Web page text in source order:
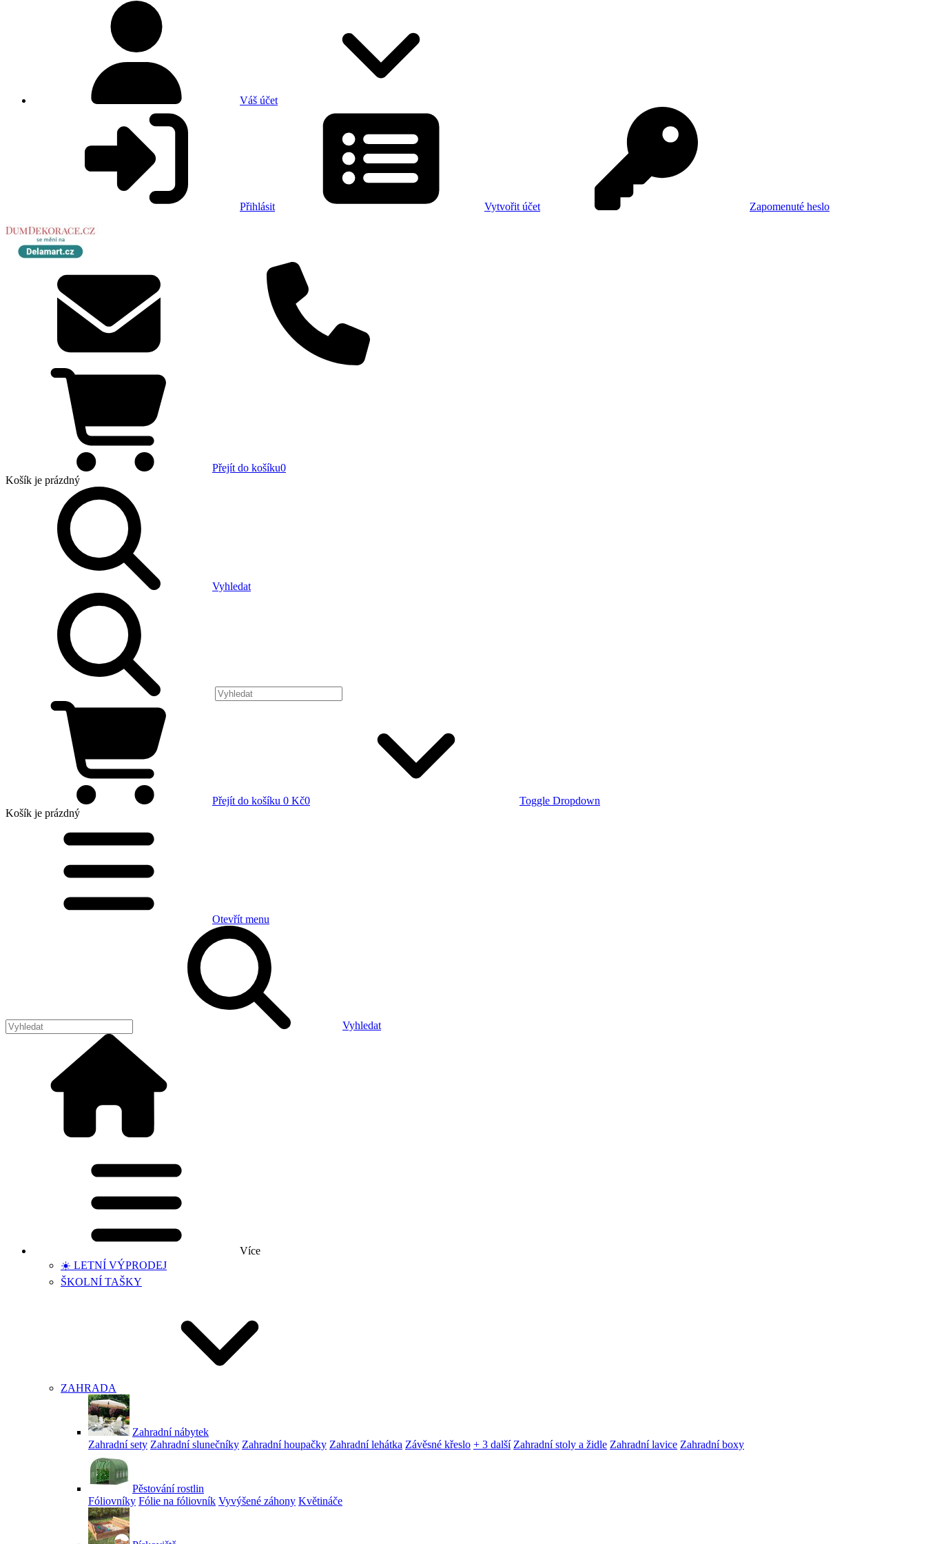
Váš účet
Přihlásit Vytvořit účet Zapomenuté heslo
Přejít do košíku0
Košík je prázdný
Vyhledat
Přejít do košíku 0 Kč0
Toggle Dropdown
Košík je prázdný
Otevřít menu
Vyhledat
Více
☀️ LETNÍ VÝPRODEJ
ŠKOLNÍ TAŠKY
ZAHRADA
Zahradní nábytek
Zahradní sety Zahradní slunečníky Zahradní houpačky Zahradní lehátka Závěsné křeslo + 3 další Zahradní stoly a židle Zahradní lavice Zahradní boxy
Pěstování rostlin
Fóliovníky Fólie na fóliovník Vyvýšené záhony Květináče